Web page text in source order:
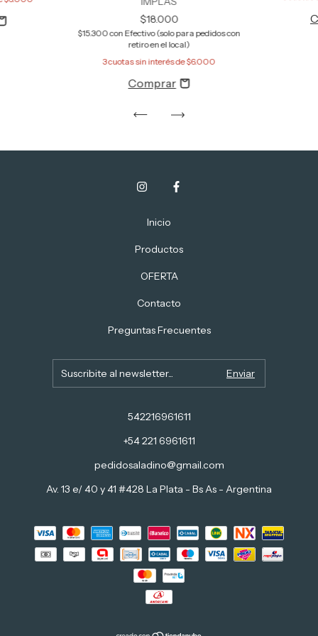
$18.000
$15.300con Efectivo (solo para pedidos con
retiro en el local)
3cuotas sin interés de$6.000
Inicio
Productos
OFERTA
Contacto
Preguntas Frecuentes
542216961611
+54 221 6961611
pedidosaladino@gmail.com
Av. 13 e/ 40 y 41 #428 La Plata - Bs As - Argentina